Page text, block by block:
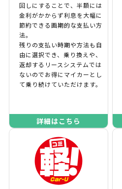
回しにすることで、半額には
金利がかからず利息を大幅に
節約できる画期的な支払い方
法。
残りの支払い時期や方法も自
由に選択でき、乗り換えや、
返却するリースシステムでは
ないのでお得にマイカーとし
て乗り続けていただけます。
詳細はこちら